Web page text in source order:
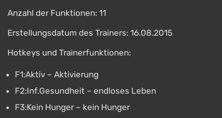
Anzahl der Funktionen: 11
Erstellungsdatum des Trainers: 16.08.2015
Hotkeys und Trainerfunktionen:
F1:Aktiv – Aktivierung
F2:Inf.Gesundheit – endloses Leben
F3:Kein Hunger – kein Hunger